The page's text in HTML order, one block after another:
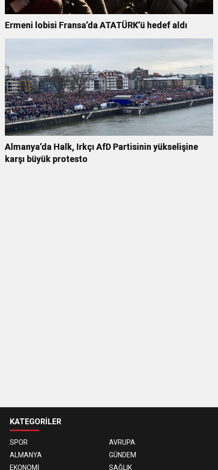
Ermeni lobisi Fransa’da ATATÜRK’ü hedef aldı
Almanya’da Halk, Irkçı AfD Partisinin yükselişine
karşı büyük protesto
siteleri
KATEGORİLER
SPOR
AVRUPA
ALMANYA
GÜNDEM
EKONOMİ
SAĞLIK